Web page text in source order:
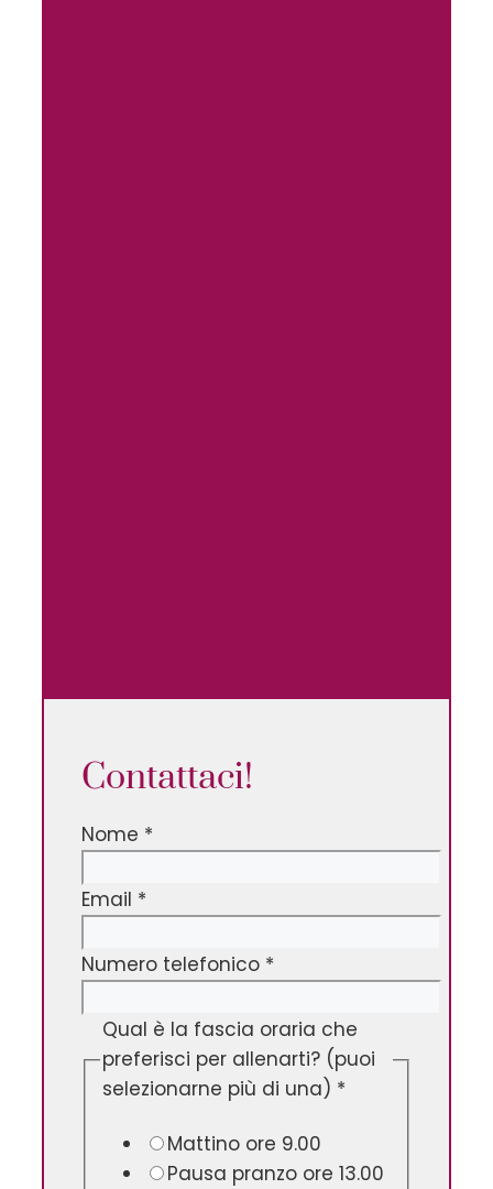
Contattaci!
Nome *
Email *
Numero telefonico *
Qual è la fascia oraria che
preferisci per allenarti? (puoi
selezionarne più di una) *
Mattino ore 9.00
Pausa pranzo ore 13.00